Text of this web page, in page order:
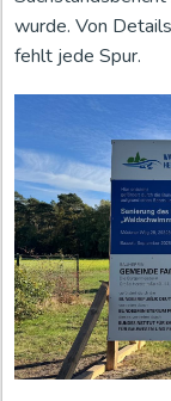
wurde. Von
fehlt jede Spur.